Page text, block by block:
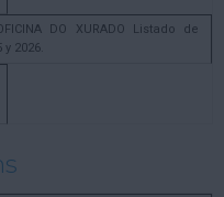
DO XURADO Listado de
2026.